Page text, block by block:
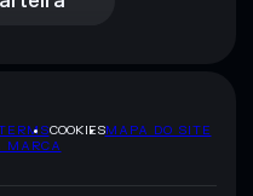
COOKIESMAPA DO SITE
MARCA